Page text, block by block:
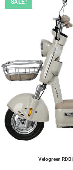
SALE!
Velogreen